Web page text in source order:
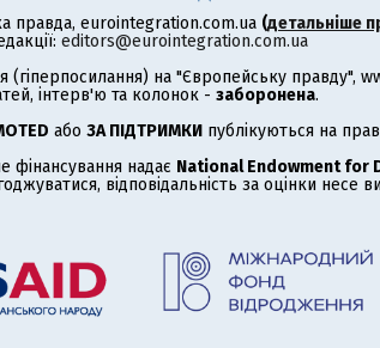
правда, eurointegration.com.ua (детальніше
editors@eurointegration.com.ua
на "Європейську правду",
інтерв'ю та колонок - заборонена.
або ЗА ПІДТРИМКИ публікуються на
фінансування надає National Endowment for
відповідальність за оцінки несе